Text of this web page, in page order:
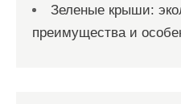
Зеленые крыши:
преимущества и